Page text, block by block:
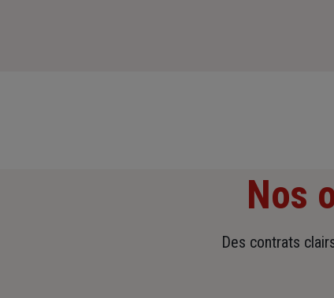
Nos
Des contrats